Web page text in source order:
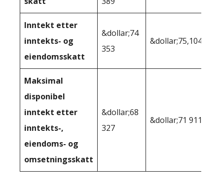
Inntekt etter
inntekts- og
eiendomsskatt
&dollar;74
353
&dollar;75,104
Maksimal
disponibel
inntekt etter
inntekts-,
eiendoms- og
omsetningsskatt
&dollar;68
327
&dollar;71 911